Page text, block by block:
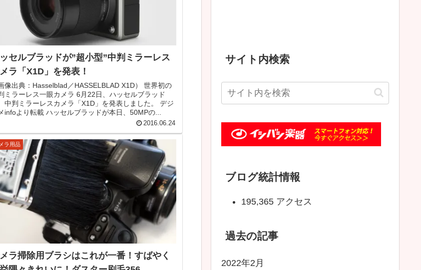
セルブラッドが”超小型”中判ミラーレス
ラ「X1D」を発表！
画像出典：Hasselblad／HASSELBLAD X1D） 世界初の
ミラーレス一眼カメラ 6月22日、ハッセルブラッド
中判ミラーレスカメラ「X1D」を発表しました。 デジ
infoより転載 ハッセルブラッドが本日、50MPの...
2016.06.24
ラ用品
ラ掃除用ブラシはこれが一番！すばやく
サイト内検索
ブログ統計情報
195,365 アクセス
過去の記事
2022年2月